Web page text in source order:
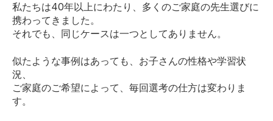
私たちは40年以上にわたり、多くのご家庭の先生選びに
携わってきました。
それでも、同じケースは一つとしてありません。
似たような事例はあっても、お子さんの性格や学習状
況、
ご家庭のご希望によって、毎回選考の仕方は変わりま
す。